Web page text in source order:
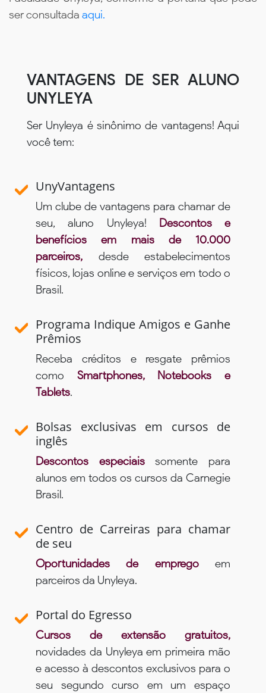
ser consultada aqui.
VANTAGENS DE SER ALUNO
UNYLEYA
Ser Unyleya é sinônimo de vantagens! Aqui
você tem:
UnyVantagens
Um clube de vantagens para chamar de
seu, aluno Unyleya! Descontos e
benefícios em mais de 10.000
parceiros, desde estabelecimentos
físicos, lojas online e serviços em todo o
Brasil.
Programa Indique Amigos e Ganhe
Prêmios
Receba créditos e resgate prêmios
como Smartphones, Notebooks e
Tablets.
Bolsas exclusivas em cursos de
inglês
Descontos especiaissomente para
alunos em todos os cursos da Carnegie
Brasil.
Centro de Carreiras para chamar
de seu
Oportunidades de empregoem
parceiros da Unyleya.
Portal do Egresso
Cursos de extensão gratuitos,
novidades da Unyleya em primeira mão
e acesso à descontos exclusivos para o
seu segundo curso em um espaço